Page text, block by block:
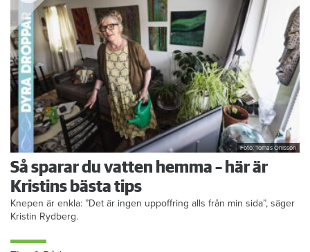
Foto: Tomas Ohlsson
Så sparar du vatten hemma – här är
Kristins bästa tips
Knepen är enkla: ”Det är ingen uppoffring alls från min sida”, säger
Kristin Rydberg.